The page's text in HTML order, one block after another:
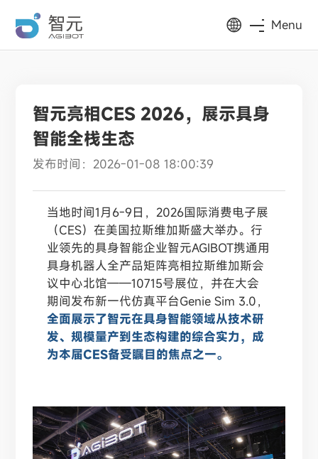
Menu
智元亮相CES 2026，展示具身
智能全栈生态
发布时间：2026-01-08 18:00:39
当地时间1月6-9日，2026国际消费电子展
（CES）在美国拉斯维加斯盛大举办。行
业领先的具身智能企业智元AGIBOT携通用
具身机器人全产品矩阵亮相拉斯维加斯会
议中心北馆——10715号展位，并在大会
期间发布新一代仿真平台Genie Sim 3.0，
全面展示了智元在具身智能领域从技术研
发、规模量产到生态构建的综合实力，成
为本届CES备受瞩目的焦点之一。